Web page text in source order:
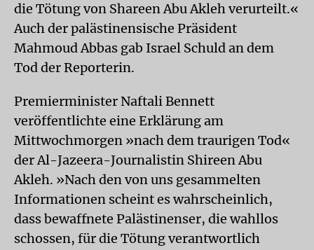
die Tötung von Shareen Abu Akleh verurteilt.«
Auch der palästinensische Präsident
Mahmoud Abbas gab Israel Schuld an dem
Tod der Reporterin.
Premierminister Naftali Bennett
veröffentlichte eine Erklärung am
Mittwochmorgen »nach dem traurigen Tod«
der Al-Jazeera-Journalistin Shireen Abu
Akleh. »Nach den von uns gesammelten
Informationen scheint es wahrscheinlich,
dass bewaffnete Palästinenser, die wahllos
schossen, für die Tötung verantwortlich